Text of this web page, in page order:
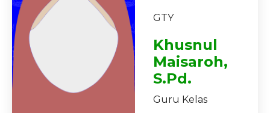
GTY
Khusnul
Maisaroh,
S.Pd.
Guru Kelas